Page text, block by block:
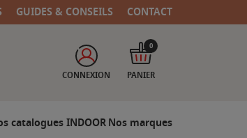
GUIDES & CONSEILS CONTACT
CONNEXION PANIER
0
catalogues INDOORNos marques